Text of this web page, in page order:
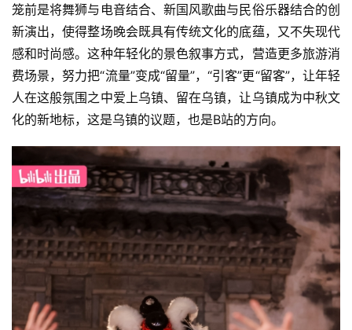
笼前是将舞狮与电音结合、新国风歌曲与民俗乐器结合的创
新演出，使得整场晚会既具有传统文化的底蕴，又不失现代
感和时尚感。这种年轻化的景色叙事方式，营造更多旅游消
费场景，努力把“流量”变成“留量”，“引客”更“留客”，让年轻
人在这般氛围之中爱上乌镇、留在乌镇，让乌镇成为中秋文
化的新地标，这是乌镇的议题，也是B站的方向。